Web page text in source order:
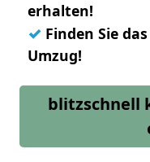
erhalten!
✓ Finden Sie
Umzug!
blitzschnell